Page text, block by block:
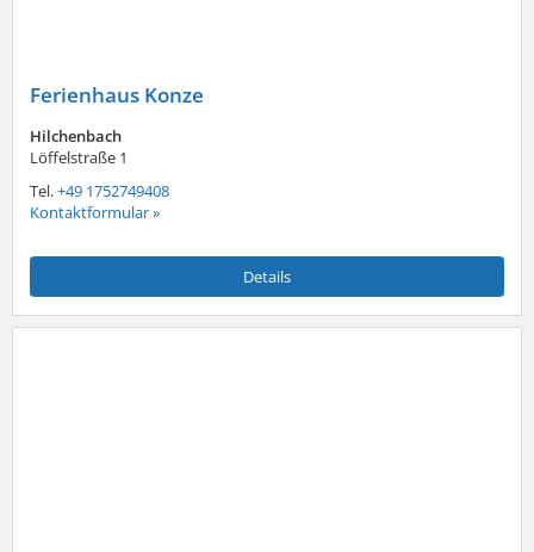
Ferienhaus Konze
Hilchenbach
Löffelstraße 1
Tel.+49 1752749408
Kontaktformular »
Details